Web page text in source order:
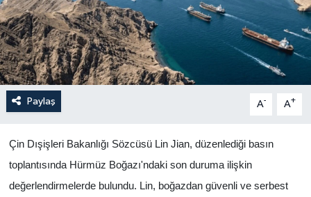
Paylaş A- A+
Çin Dışişleri Bakanlığı Sözcüsü Lin Jian, düzenlediği basın
toplantısında Hürmüz Boğazı'ndaki son duruma ilişkin
değerlendirmelerde bulundu. Lin, boğazdan güvenli ve serbest
Dünya
Eği̇ti̇m